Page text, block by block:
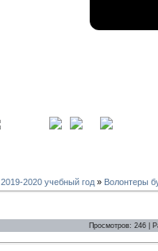
2019-2020 учебный год » Волонтеры
Просмотров: 246 |